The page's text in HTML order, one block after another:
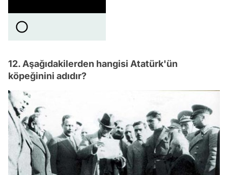
12. Aşağıdakilerden hangisi Atatürk'ün
köpeğinini adıdır?